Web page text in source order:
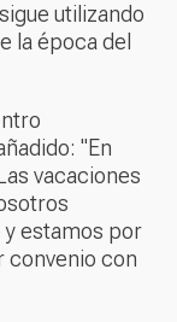
utilizando
la época del
"En
vacaciones
y estamos por
convenio con